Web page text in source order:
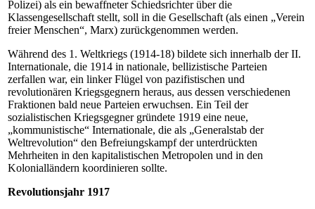
Polizei) als ein bewaffneter Schiedsrichter über die
Klassengesellschaft stellt, soll in die Gesellschaft (als einen „Verein
freier Menschen“, Marx) zurückgenommen werden.
Während des 1. Weltkriegs (1914-18) bildete sich innerhalb der II.
Internationale, die 1914 in nationale, bellizistische Parteien
zerfallen war, ein linker Flügel von pazifistischen und
revolutionären Kriegsgegnern heraus, aus dessen verschiedenen
Fraktionen bald neue Parteien erwuchsen. Ein Teil der
sozialistischen Kriegsgegner gründete 1919 eine neue,
„kommunistische“ Internationale, die als „Generalstab der
Weltrevolution“ den Befreiungskampf der unterdrückten
Mehrheiten in den kapitalistischen Metropolen und in den
Kolonialländern koordinieren sollte.
Revolutionsjahr 1917